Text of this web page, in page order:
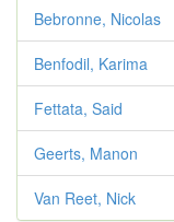
Bebronne, Nicolas
Benfodil, Karima
Fettata, Said
Geerts, Manon
Van Reet, Nick